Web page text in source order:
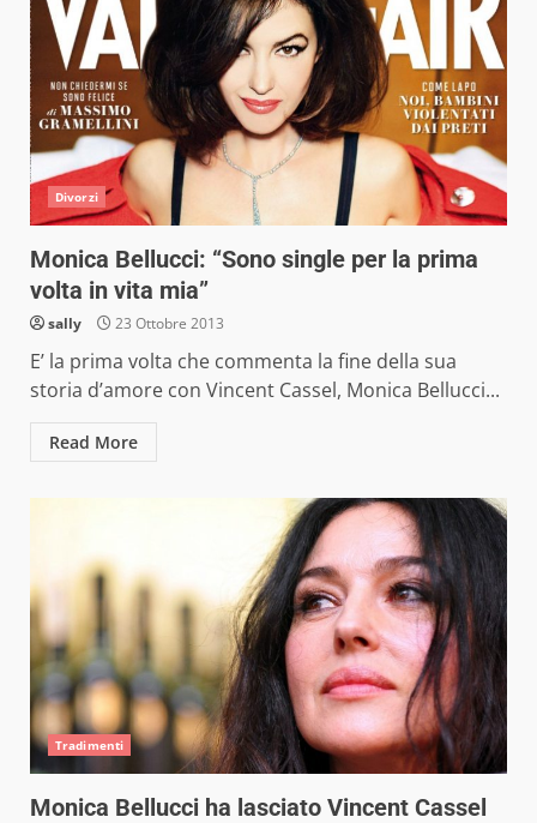
Divorzi
Monica Bellucci: “Sono single per la prima
volta in vita mia”
sally 23 Ottobre 2013
E’ la prima volta che commenta la fine della sua
storia d’amore con Vincent Cassel, Monica Bellucci...
Read More
Tradimenti
Monica Bellucci ha lasciato Vincent Cassel